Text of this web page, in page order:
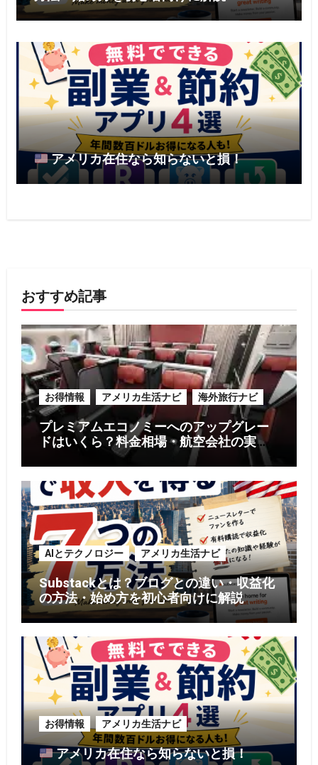
アメリカ在住なら知らないと損！
おすすめ記事
お得情報 アメリカ生活ナビ 海外旅行ナビ
プレミアムエコノミーへのアップグレー
ドはいくら？料金相場・航空会社の実
例・お得に利用する5つのコツ【2026年
版】
AIとテクノロジー アメリカ生活ナビ
Substackとは？ブログとの違い・収益化
の方法・始め方を初心者向けに解説
お得情報 アメリカ生活ナビ
アメリカ在住なら知らないと損！